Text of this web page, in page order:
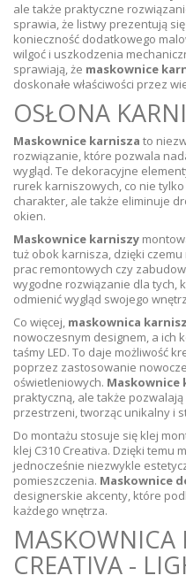
ale także praktyczne
sprawia, że listwy prezentują
konieczność dodatkowego
wilgoć i uszkodzenia
sprawiają, że maskownice
doskonałe właściwości przez
OSŁONA
Maskownice karnisza to
rozwiązanie, które pozwala
wygląd. Te dekoracyjne
rurek karniszowych, co nie
charakter, ale także eliminuje
okien.
Maskownice karniszy
tuż obok karnisza, dzięki
prac remontowych czy
wygodne rozwiązanie dla tych,
odmienić wygląd swojego
Co więcej, maskownica
nowoczesnym designem, a ich
taśmy LED. To daje możliwość
poprzez zastosowanie
oświetleniowych. Maskownice
praktyczną, ale także
przestrzeni, tworząc unikalny i
Do montażu stosuje się klej
klej C310 Creativa. Dzięki temu
jednocześnie niezwykle
pomieszczenia. Maskownice
designerskie akcenty, które
każdego wnętrza.
MASKOWNICA
CREATIVA -